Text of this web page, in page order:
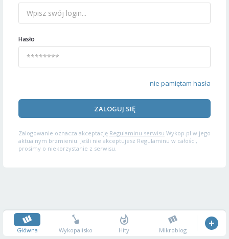
Hasło
nie pamiętam hasła
ZALOGUJ SIĘ
Zalogowanie oznacza akceptację Regulaminu serwisu Wykop.pl w jego
aktualnym brzmieniu. Jeśli nie akceptujesz Regulaminu w całości,
prosimy o niekorzystanie z serwisu.
Główna Wykopalisko Hity Mikroblog